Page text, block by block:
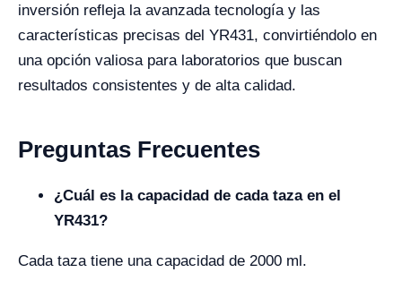
inversión refleja la avanzada tecnología y las
características precisas del YR431, convirtiéndolo en
una opción valiosa para laboratorios que buscan
resultados consistentes y de alta calidad.
Preguntas Frecuentes
¿Cuál es la capacidad de cada taza en el
YR431?
Cada taza tiene una capacidad de 2000 ml.